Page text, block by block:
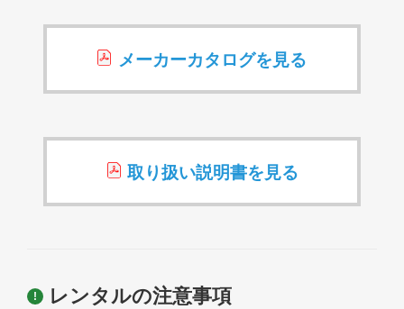
メーカーカタログを見る
取り扱い説明書を見る
レンタルの注意事項